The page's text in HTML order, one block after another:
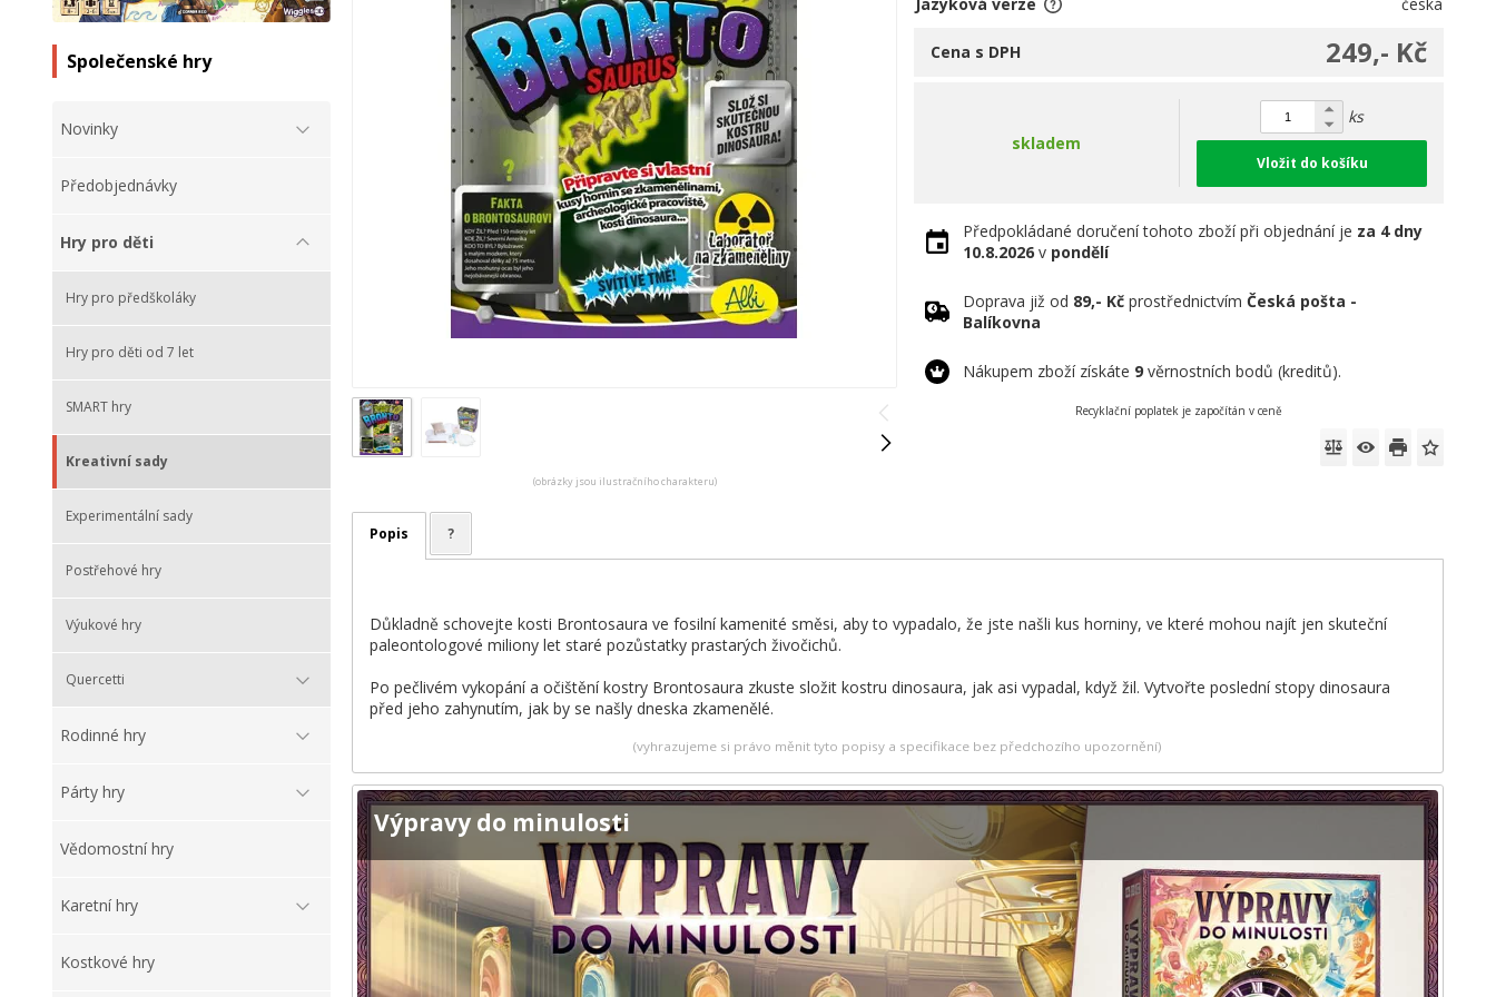
Společenské hry
Novinky
Předobjednávky
Hry pro děti
Hry pro předškoláky
Hry pro děti od 7 let
SMART hry
Kreativní sady
Experimentální sady
Postřehové hry
Výukové hry
Quercetti
Rodinné hry
Párty hry
Vědomostní hry
Karetní hry
Kostkové hry
(obrázky jsou ilustračního charakteru)
Jazyková verze
česká
249,- Kč
Cena s DPH
skladem
ks
Vložit do košíku
Předpokládané doručení tohoto zboží při objednání je za 4 dny
10.8.2026 v pondělí
Doprava již od 89,- Kč prostřednictvímČeská pošta -
Balíkovna
Nákupem zboží získáte 9 věrnostních bodů (kreditů).
Recyklační poplatek je započítán v ceně
Popis ?
Důkladně schovejte kosti Brontosaura ve fosilní kamenité směsi, aby to vypadalo, že jste našli kus horniny, ve které mohou najít jen skuteční
paleontologové miliony let staré pozůstatky prastarých živočichů.
Po pečlivém vykopání a očištění kostry Brontosaura zkuste složit kostru dinosaura, jak asi vypadal, když žil. Vytvořte poslední stopy dinosaura
před jeho zahynutím, jak by se našly dneska zkamenělé.
(vyhrazujeme si právo měnit tyto popisy a specifikace bez předchozího upozornění)
Výpravy do minulosti